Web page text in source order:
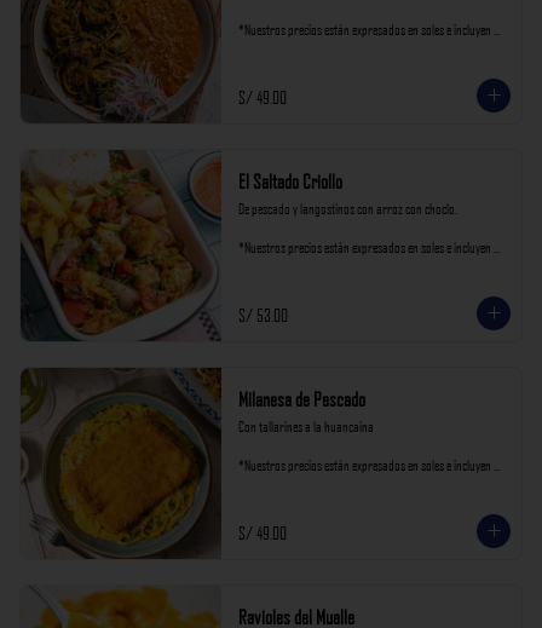
*Nuestros precios están expresados en soles e incluyen
S/ 49.00
El Saltado Criollo
De pescado y langostinos con arroz con choclo.
*Nuestros precios están expresados en soles e incluyen
S/ 53.00
Milanesa de Pescado
Con tallarines a la huancaína
*Nuestros precios están expresados en soles e incluyen
S/ 49.00
Ravioles del Muelle